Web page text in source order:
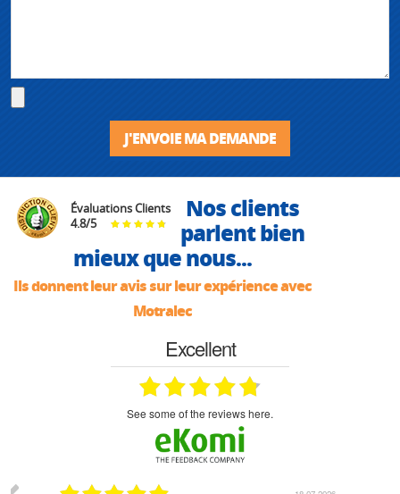
J'ENVOIE MA DEMANDE
Évaluations Clients
4.8/5
Nos clients
parlent bien
mieux que nous...
Ils donnent leur avis sur leur expérience avec
Motralec
Excellent
see some of the reviews here.